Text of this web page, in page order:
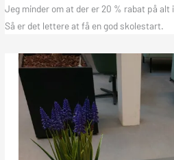
Jeg minder om at der er 20 % rabat på alt
Så er det lettere at få en god skolestart.